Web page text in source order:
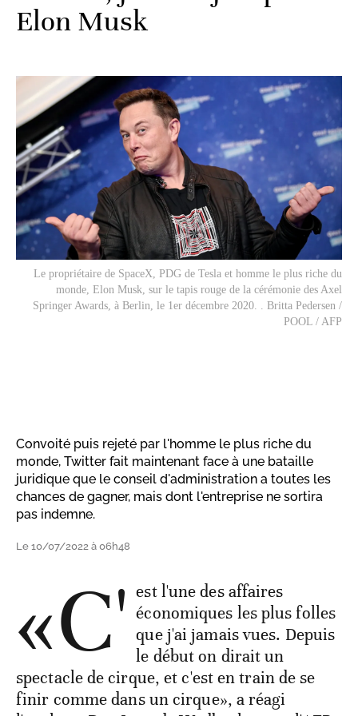
Elon Musk
Le propriétaire de SpaceX, PDG de Tesla et homme le plus riche du
monde, Elon Musk, sur le tapis rouge de la cérémonie des Axel
Springer Awards, à Berlin, le 1er décembre 2020. . Britta Pedersen /
POOL / AFP
Convoité puis rejeté par l'homme le plus riche du
monde, Twitter fait maintenant face à une bataille
juridique que le conseil d'administration a toutes les
chances de gagner, mais dont l'entreprise ne sortira
pas indemne.
Le 10/07/2022 à 06h48
«C' est l'une des affaires
économiques les plus folles
que j'ai jamais vues. Depuis
le début on dirait un
spectacle de cirque, et c'est en train de se
finir comme dans un cirque», a réagi